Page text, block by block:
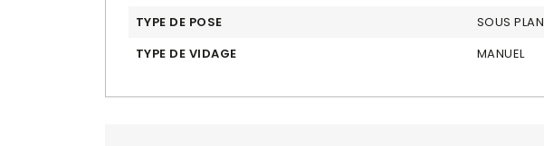
TYPE DE POSE
SOUS PLAN
TYPE DE VIDAGE
MANUEL